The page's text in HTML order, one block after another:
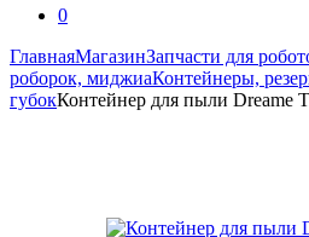
0
ГлавнаяМагазинЗапчасти для
роборок, миджиаКонтейнеры,
губокКонтейнер для пыли Dreame